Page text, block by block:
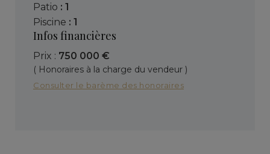
patio : 1
piscine : 1
Infos financières
Prix : 750 000 €
( Honoraires à la charge du vendeur )
Consulter le barème des honoraires